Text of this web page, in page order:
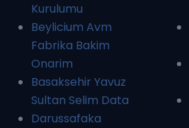
Kurulumu
Beylicium Avm
Fabrika Bakim
Onarim
Basaksehir Yavuz
Sultan Selim Data
Darussafaka